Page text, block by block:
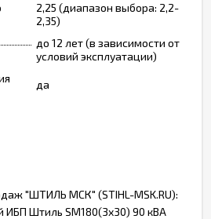
2,25 (диапазон выбора: 2,2-
2,35)
до 12 лет (в зависимости от
условий эксплуатации)
да
"ШТИЛЬ МСК" (STIHL-MSK.RU):
Штиль SM180(3x30) 90 кВА